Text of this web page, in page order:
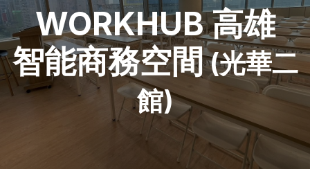
WORKHUB 高雄
智能商務空間(光華二
館)